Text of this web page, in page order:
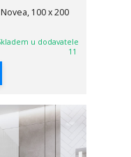
100 x 200
u dodavatele
11